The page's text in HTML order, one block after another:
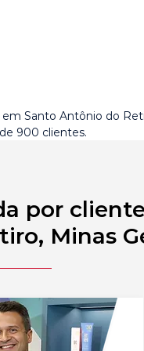
Santo Antônio do
900 clientes.
por
Minas